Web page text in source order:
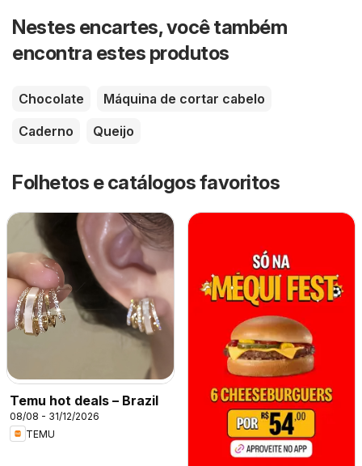
Nestes encartes, você também
encontra estes produtos
Chocolate
Máquina de cortar cabelo
Caderno
Queijo
Folhetos e catálogos favoritos
Temu hot deals – Brazil
08/08 - 31/12/2026
TEMU